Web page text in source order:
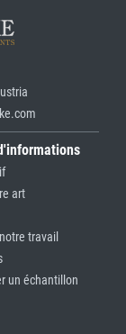
art
travail
un échantillon